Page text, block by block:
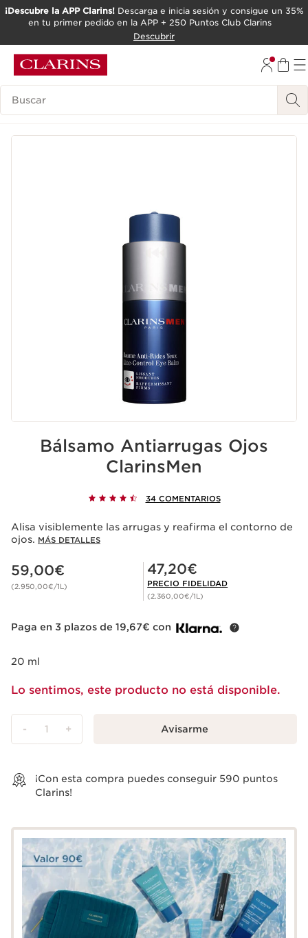
IR AL CONTENIDO
¡Descubre la APP Clarins!Descarga e inicia sesión y consigue un 35%
en tu primer pedido en la APP + 250 Puntos Club Clarins
Descubrir
Leyenda
Bálsamo Antiarrugas Ojos
ClarinsMen
34 COMENTARIOS
Alisa visiblemente las arrugas y reafirma el contorno de
ojos. MÁS DETALLES
Precio actual 59,00€
59,00€
(2.950,00€/1L)
Precio Fidelidad 47,20€
47,20€
PRECIO FIDELIDAD
(2.360,00€/1L)
Paga en 3 plazos de 19,67€ con
20 ml
Lo sentimos, este producto no está disponible.
- 1 + Avisarme
¡Con esta compra puedes conseguir 590 puntos
Clarins!